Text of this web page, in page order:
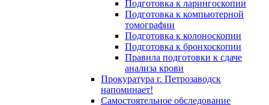
Подготовка к ларингоскопии
Подготовка к компьютерной
томографии
Подготовка к колоноскопии
Подготовка к бронхоскопии
Правила подготовки к сдаче
анализа крови
Прокуратура г. Петрозаводск
напоминает!
Самостоятельное обследование